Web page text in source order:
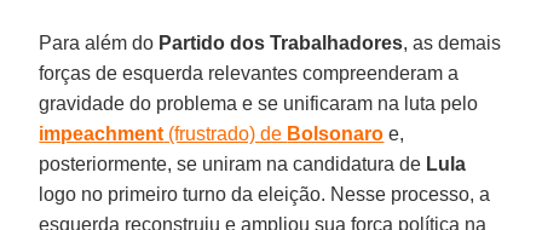
Para além do Partido dos Trabalhadores, as demais
forças de esquerda relevantes compreenderam a
gravidade do problema e se unificaram na luta pelo
impeachment (frustrado) de Bolsonaro e,
posteriormente, se uniram na candidatura de Lula
logo no primeiro turno da eleição. Nesse processo, a
esquerda reconstruiu e ampliou sua força política na